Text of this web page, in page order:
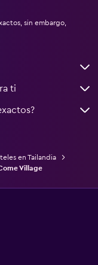
sin embargo,
ti
en Tailandia
Village